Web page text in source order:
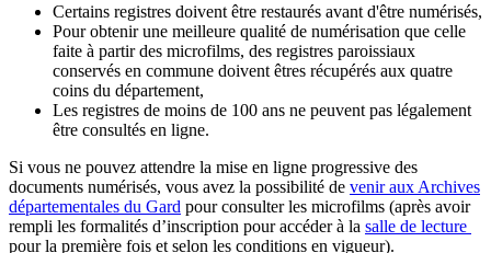
Certains registres doivent être restaurés avant d'être numérisés,
Pour obtenir une meilleure qualité de numérisation que celle
faite à partir des microfilms, des registres paroissiaux
conservés en commune doivent êtres récupérés aux quatre
coins du département,
Les registres de moins de 100 ans ne peuvent pas légalement
être consultés en ligne.
Si vous ne pouvez attendre la mise en ligne progressive des
documents numérisés, vous avez la possibilité de venir aux Archives
départementales du Gard pour consulter les microfilms (après avoir
rempli les formalités d’inscription pour accéder à la salle de lecture
pour la première fois et selon les conditions en vigueur).